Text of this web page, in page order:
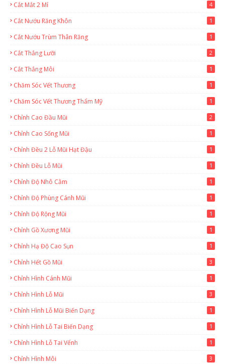
Cắt Mắt 2 Mí 4
Cắt Nướu Răng Khôn 1
Cắt Nướu Trùm Thân Răng 1
Cắt Thắng Lưỡi 2
Cắt Thắng Môi 1
Chăm Sóc Vết Thương 1
Chăm Sóc Vết Thương Thẩm Mỹ 1
Chỉnh Cao Đầu Mũi 2
Chỉnh Cao Sống Mũi 1
Chỉnh Đều 2 Lỗ Mũi Hạt Đậu 1
Chỉnh Đều Lỗ Mũi 1
Chỉnh Độ Nhô Cằm 1
Chỉnh Độ Phùng Cánh Mũi 1
Chỉnh Độ Rộng Mũi 1
Chỉnh Gồ Xương Mũi 1
Chỉnh Hạ Độ Cao Sụn 1
Chỉnh Hết Gồ Mũi 3
Chỉnh Hình Cánh Mũi 1
Chỉnh Hình Lỗ Mũi 3
Chỉnh Hình Lỗ Mũi Biến Dạng 1
Chỉnh Hình Lỗ Tai Biến Dạng 1
Chỉnh Hình Lỗ Tai Vểnh 1
Chỉnh Hình Môi 3